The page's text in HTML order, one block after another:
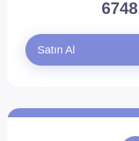
Satın Al